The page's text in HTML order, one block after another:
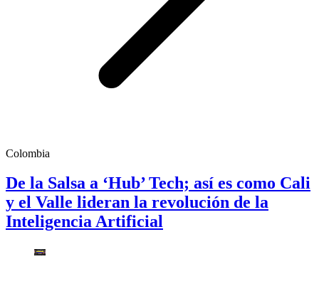
Colombia
De la Salsa a ‘Hub’ Tech; así es como Cali
y el Valle lideran la revolución de la
Inteligencia Artificial